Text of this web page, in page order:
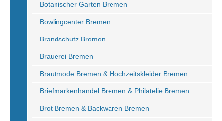
Botanischer Garten Bremen
Bowlingcenter Bremen
Brandschutz Bremen
Brauerei Bremen
Brautmode Bremen & Hochzeitskleider Bremen
Briefmarkenhandel Bremen & Philatelie Bremen
Brot Bremen & Backwaren Bremen